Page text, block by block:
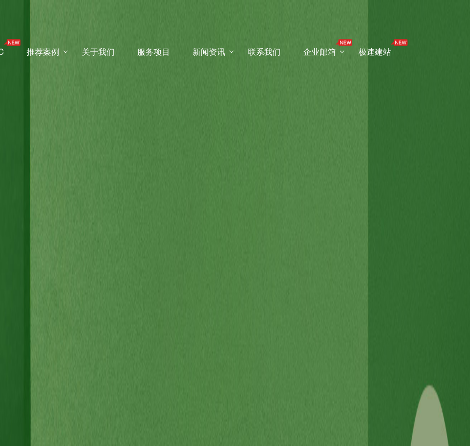
推荐案例 关于我们 服务项目 新闻资讯 联系我们 企业邮箱 极速建站